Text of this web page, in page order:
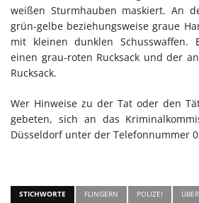
weißen Sturmhauben maskiert. An
grün-gelbe beziehungsweise graue
mit kleinen dunklen Schusswaffen.
einen grau-roten Rucksack und der
Rucksack.
Wer Hinweise zu der Tat oder den
gebeten, sich an das
Düsseldorf unter der Telefonnummer
STICHWORTE FLINGERN POLIZEI